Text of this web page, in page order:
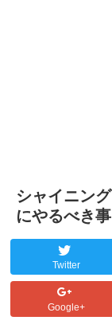
シャイニン
にやるべき事
Twitter
Google+